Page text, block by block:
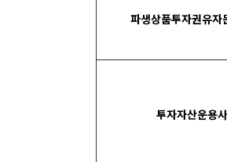
파생상품투자권유자
투자자산운용사